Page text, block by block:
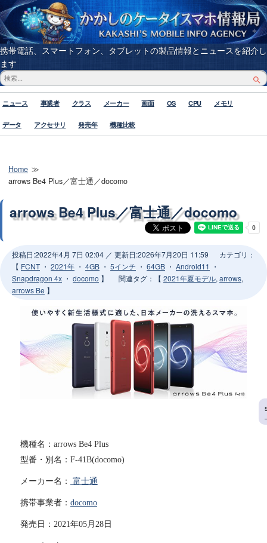
携帯電話、スマートフォン、タブレットの製品情報とニュースを紹介し
ます
ニュース 事業者 クラス メーカー 画面 OS CPU メモリ
データ アクセサリ 発売年 機種比較
Home
arrows Be4 Plus／富士通／docomo
arrows Be4 Plus／富士通／docomo
投稿日:2022年4月 7日 02:04 ／ 更新日:2026年7月20日 11:59
カテゴリ：
【 FCNT ・ 2021年 ・ 4GB ・ 5インチ ・ 64GB ・ Android11 ・
Snapdragon 4x ・ docomo 】 関連タグ ：【 2021年夏モデル, arrows,
arrows Be 】
機種名：arrows Be4 Plus
型番・別名：F-41B(docomo)
メーカー名： 富士通
携帯事業者： docomo
発売日：2021年05月28日